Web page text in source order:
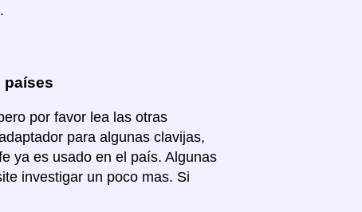
.
países
por favor lea las otras
para algunas clavijas,
ya es usado en el país. Algunas
investigar un poco mas. Si